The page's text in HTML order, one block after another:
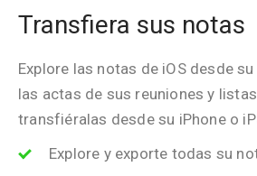
Transfiera sus notas
Explore las notas de iOS desde
las actas de sus reuniones y
transfiéralas desde su iPhone o
Explore y exporte todas su